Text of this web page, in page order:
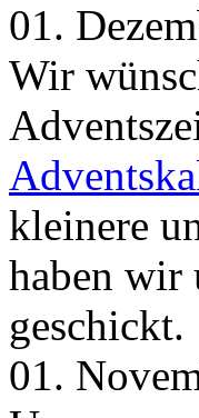
01.
Wir
kleinere
haben wir
geschickt.
01.